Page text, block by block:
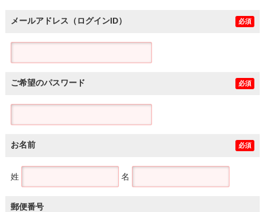
メールアドレス（ログインID） 必須
ご希望のパスワード 必須
お名前 必須
姓 名
郵便番号